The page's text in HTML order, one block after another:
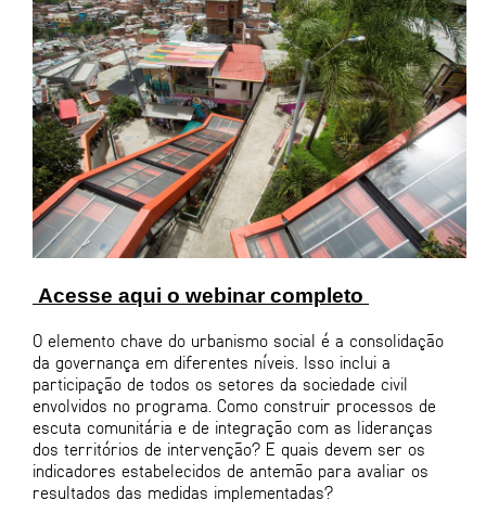
Acesse aqui o webinar completo
O elemento chave do urbanismo social é a consolidação
da governança em diferentes níveis. Isso inclui a
participação de todos os setores da sociedade civil
envolvidos no programa. Como construir processos de
escuta comunitária e de integração com as lideranças
dos territórios de intervenção? E quais devem ser os
indicadores estabelecidos de antemão para avaliar os
resultados das medidas implementadas?